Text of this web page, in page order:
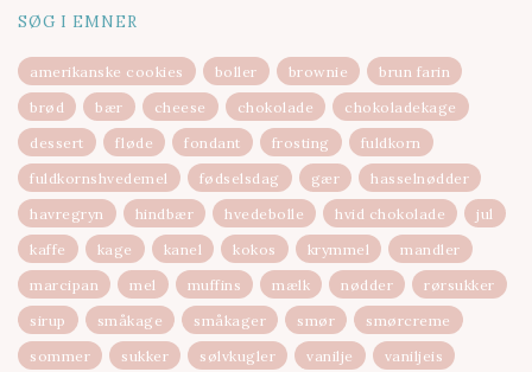
SØG I EMNER
amerikanske cookies boller brownie
brun farin
brød
bær cheese chokolade
chokoladekage
dessert
fløde fondant frosting
fuldkorn
fuldkornshvedemel
fødselsdag gær
hasselnødder
havregryn
hindbær hvedebolle hvid chokolade
jul
kaffe
kage kanel kokos krymmel
mandler
marcipan
mel muffins mælk nødder
rørsukker
sirup
småkage småkager smør
smørcreme
sommer
sukker sølvkugler vanilje vaniljeis